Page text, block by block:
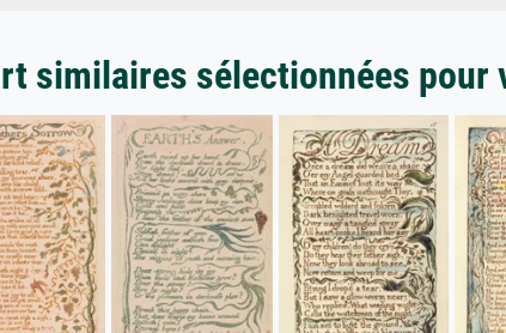
similaires sélectionnées pour